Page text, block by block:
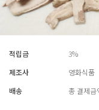
적립금
3%
제조사
영화식품
배송
총 결제